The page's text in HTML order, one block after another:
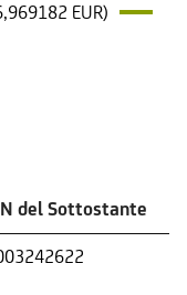
EUR)
del Sottostante